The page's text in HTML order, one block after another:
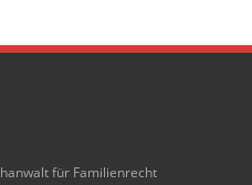
für Familienrecht